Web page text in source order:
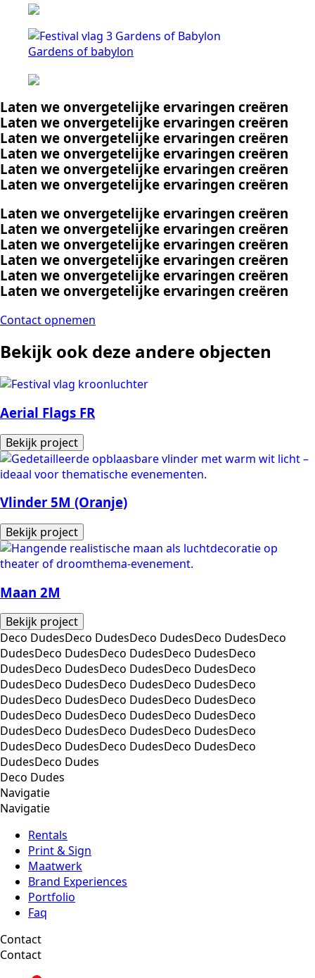
Gardens of babylon
Laten we onvergetelijke ervaringen creëren
Laten we onvergetelijke ervaringen creëren
Laten we onvergetelijke ervaringen creëren
Laten we onvergetelijke ervaringen creëren
Laten we onvergetelijke ervaringen creëren
Laten we onvergetelijke ervaringen creëren
Laten we onvergetelijke ervaringen creëren
Laten we onvergetelijke ervaringen creëren
Laten we onvergetelijke ervaringen creëren
Laten we onvergetelijke ervaringen creëren
Laten we onvergetelijke ervaringen creëren
Laten we onvergetelijke ervaringen creëren
Contact opnemen
Bekijk ook deze andere objecten
Aerial Flags FR
Bekijk project
Vlinder 5M (Oranje)
Bekijk project
Maan 2M
Bekijk project
Deco DudesDeco DudesDeco DudesDeco DudesDeco
DudesDeco DudesDeco DudesDeco DudesDeco
DudesDeco DudesDeco DudesDeco DudesDeco
DudesDeco DudesDeco DudesDeco DudesDeco
DudesDeco DudesDeco DudesDeco DudesDeco
DudesDeco DudesDeco DudesDeco DudesDeco
DudesDeco DudesDeco DudesDeco DudesDeco
DudesDeco DudesDeco DudesDeco DudesDeco
DudesDeco Dudes
Deco Dudes
Navigatie
Navigatie
Rentals
Print & Sign
Maatwerk
Brand Experiences
Portfolio
Faq
Contact
Contact